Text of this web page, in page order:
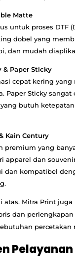
Matte
untuk proses DTF
dobel yang
dan mudah
& Paper Sticky
cepat kering
Paper Sticky sangat
butuh
Kain Century
premium yang
apparel dan
dan kompatibel
atas, Mitra Print
dan
percetakan
Pelayanan